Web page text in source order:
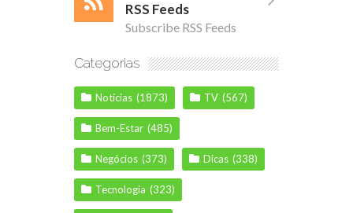
RSS Feeds
Subscribe RSS Feeds
Categorias
Notícias (1873) TV (567)
Bem-Estar (485)
Negócios (373) Dicas (338)
Tecnologia (323)